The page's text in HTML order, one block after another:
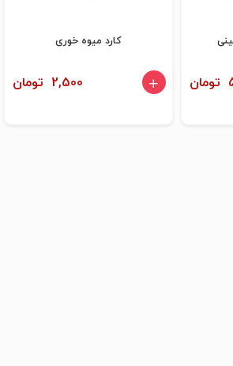
کارد میوه خوری
2,500 تومان